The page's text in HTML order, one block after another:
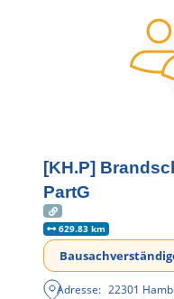
[KH.P]
PartG
629.83 km
Adresse: 22301